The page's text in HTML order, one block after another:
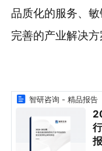
品质化的服务、
完善的产业解决方
智研咨询 - 精品报告